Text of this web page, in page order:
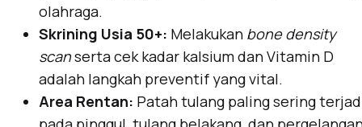
olahraga.
Skrining Usia 50+: Melakukan bone density
scanserta cek kadar kalsium dan Vitamin D
adalah langkah preventif yang vital.
Area Rentan: Patah tulang paling sering